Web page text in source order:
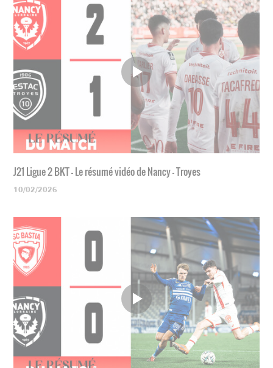
J21 Ligue 2 BKT - Le résumé vidéo de Nancy - Troyes
10/02/2026